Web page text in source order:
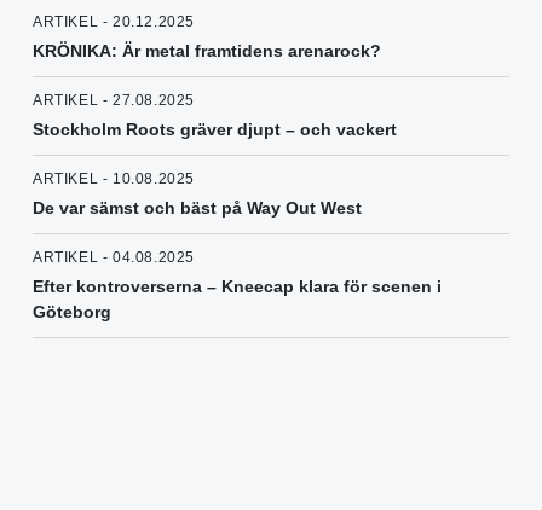
ARTIKEL - 20.12.2025
KRÖNIKA: Är metal framtidens arenarock?
ARTIKEL - 27.08.2025
Stockholm Roots gräver djupt – och vackert
ARTIKEL - 10.08.2025
De var sämst och bäst på Way Out West
ARTIKEL - 04.08.2025
Efter kontroverserna – Kneecap klara för scenen i
Göteborg